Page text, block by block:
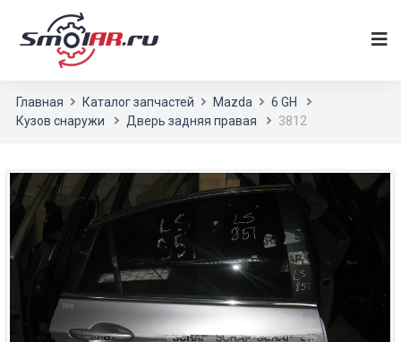
Главная Каталог запчастей Mazda
6 GH
Кузов снаружи
Дверь задняя правая 3812